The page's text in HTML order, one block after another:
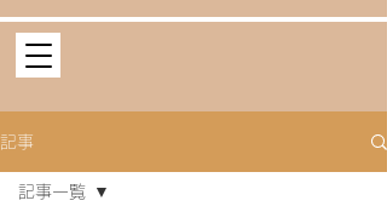
記事
記事一覧